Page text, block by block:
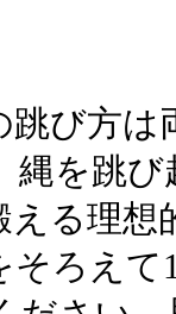
び方
縄を跳
える理
そろえて